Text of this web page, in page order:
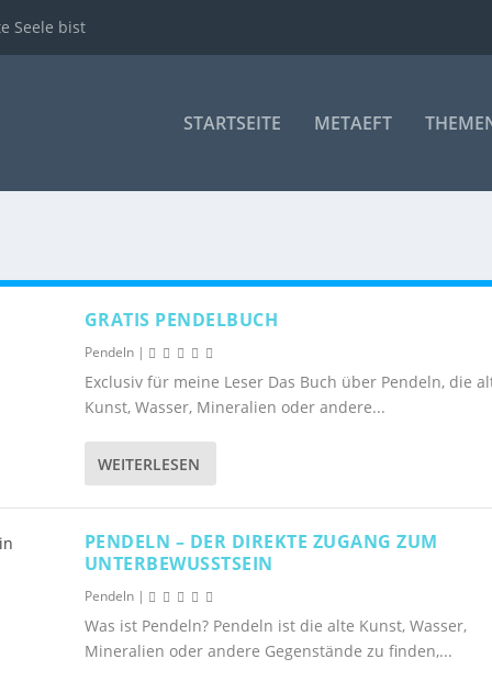
Seele bist
STARTSEITE METAEFT
GRATIS PENDELBUCH
Pendeln|
Exclusiv für meine Leser Das Buch über Pendeln, die
Kunst, Wasser, Mineralien oder andere...
WEITERLESEN
PENDELN – DER DIREKTE ZUGANG ZUM
UNTERBEWUSSTSEIN
Pendeln|
Was ist Pendeln? Pendeln ist die alte Kunst, Wasser,
Mineralien oder andere Gegenstände zu finden,...